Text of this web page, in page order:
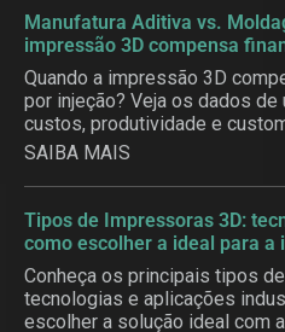
Manufatura Aditiva vs.
impressão 3D compensa
Quando a impressão 3D
por injeção? Veja os dados
custos, produtividade e
SAIBA MAIS
Tipos de Impressoras 3D:
como escolher a ideal para a
Conheça os principais tipos
tecnologias e aplicações
escolher a solução ideal com a